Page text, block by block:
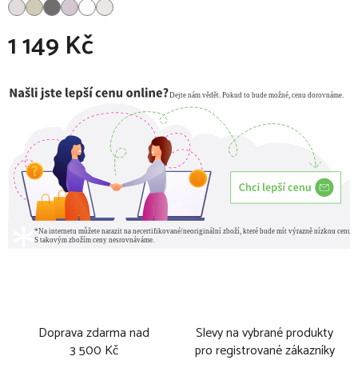
1 149 Kč
Doprava zdarma nad
3 500 Kč
Slevy na vybrané produkty
pro registrované zákazníky